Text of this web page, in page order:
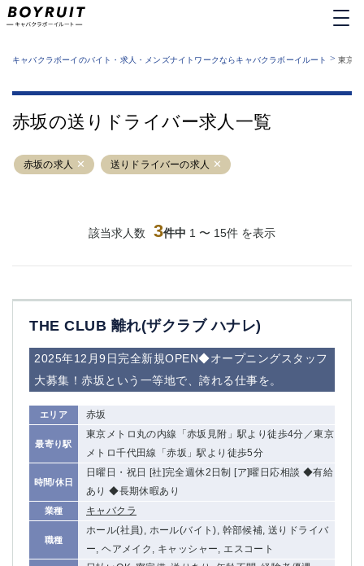
業種から探す
運営者情報
サイトマップ
キャバクラボーイのバイト・求人・メンズナイトワークならキャバクラボーイルート > 東京
赤坂の送りドライバー求人一覧
赤坂の求人 送りドライバーの求人
該当求人数 3件中 1 〜 15件 を表示
THE CLUB 離れ(ザクラブ ハナレ)
2025年12月9日完全新規OPEN◆オープニングスタッフ
大募集！赤坂という一等地で、誇れる仕事を。
エリア 赤坂
最寄り駅
東京メトロ丸の内線「赤坂見附」駅より徒歩4分／東京
メトロ千代田線「赤坂」駅より徒歩5分
時間/休日
日曜日・祝日 [社]完全週休2日制 [ア]曜日応相談 ◆有給
あり ◆長期休暇あり
業種 キャバクラ
職種
ホール(社員), ホール(バイト), 幹部候補, 送りドライバ
ー, ヘアメイク, キャッシャー, エスコート
六本木
池袋
吉祥寺
練馬
恵比寿
蒲田
北千住
①六本木 ②西麻布
大山
赤羽
品川
蒲田東口
立川（南口）
新宿
浜松町
西葛西
葛西
中目黒
ひばりヶ丘（北口）
吉祥寺（南口／公園口） 小作・羽村・福生エリア
自由が丘
吉祥寺（北口／東口）